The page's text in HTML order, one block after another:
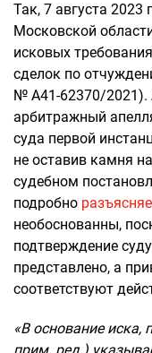
Так, 7 августа
Московской
исковых
сделок по
№ А41-62370/2021).
арбитражный
суда первой
не оставив камня
судебном
подробно
необоснованны,
подтверждение
представлено, а
соответствуют
«В основание иска,